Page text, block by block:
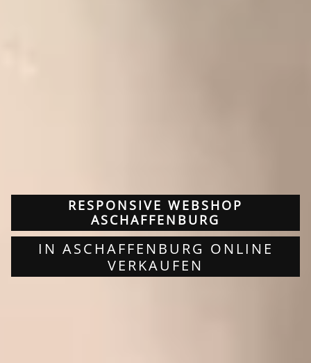
RESPONSIVE WEBSHOP
ASCHAFFENBURG
IN ASCHAFFENBURG ONLINE
VERKAUFEN